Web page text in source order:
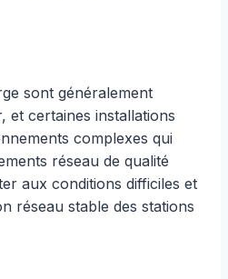
sont généralement
et certaines installations
complexes qui
réseau de qualité
aux conditions difficiles et
réseau stable des stations